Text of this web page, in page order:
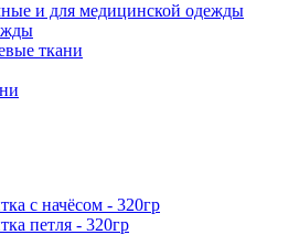
и для медицинской одежды
ткани
с начёсом - 320гр
петля - 320гр